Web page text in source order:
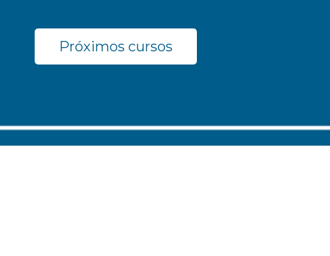
Próximos cursos